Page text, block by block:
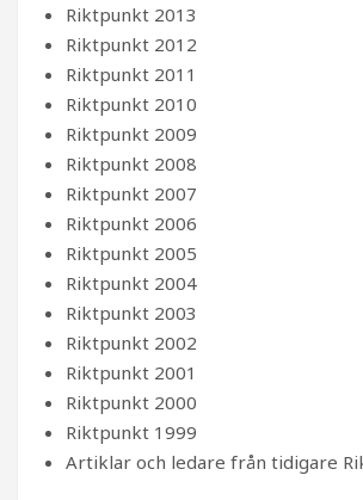
Riktpunkt 2013
Riktpunkt 2012
Riktpunkt 2011
Riktpunkt 2010
Riktpunkt 2009
Riktpunkt 2008
Riktpunkt 2007
Riktpunkt 2006
Riktpunkt 2005
Riktpunkt 2004
Riktpunkt 2003
Riktpunkt 2002
Riktpunkt 2001
Riktpunkt 2000
Riktpunkt 1999
Artiklar och ledare från tidigare